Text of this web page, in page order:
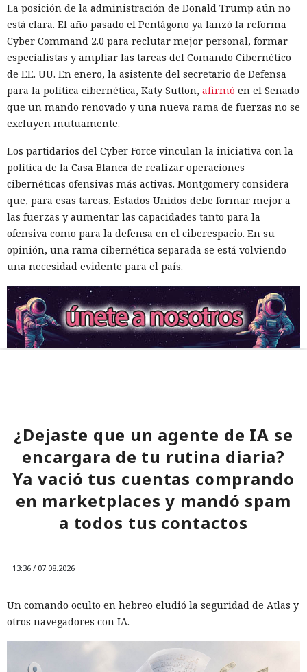
La posición de la administración de Donald Trump aún no
está clara. El año pasado el Pentágono ya lanzó la reforma
Cyber Command 2.0 para reclutar mejor personal, formar
especialistas y ampliar las tareas del Comando Cibernético
de EE. UU. En enero, la asistente del secretario de Defensa
para la política cibernética, Katy Sutton, afirmó en el Senado
que un mando renovado y una nueva rama de fuerzas no se
excluyen mutuamente.
Los partidarios del Cyber Force vinculan la iniciativa con la
política de la Casa Blanca de realizar operaciones
cibernéticas ofensivas más activas. Montgomery considera
que, para esas tareas, Estados Unidos debe formar mejor a
las fuerzas y aumentar las capacidades tanto para la
ofensiva como para la defensa en el ciberespacio. En su
opinión, una rama cibernética separada se está volviendo
una necesidad evidente para el país.
¿Dejaste que un agente de IA se
encargara de tu rutina diaria?
Ya vació tus cuentas comprando
en marketplaces y mandó spam
a todos tus contactos
13:36 / 07.08.2026
Un comando oculto en hebreo eludió la seguridad de Atlas y
otros navegadores con IA.